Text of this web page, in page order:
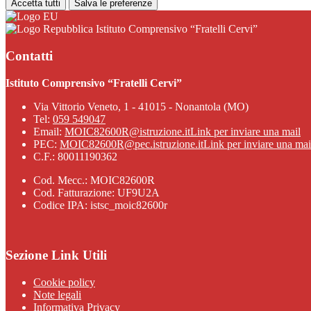
Accetta tutti Salva le preferenze
Istituto Comprensivo “Fratelli Cervi”
Contatti
Istituto Comprensivo “Fratelli Cervi”
Via Vittorio Veneto, 1 - 41015 - Nonantola (MO)
Tel: 059 549047
Email: MOIC82600R@istruzione.itLink per inviare una mail
PEC: MOIC82600R@pec.istruzione.itLink per inviare una
C.F.: 80011190362
Cod. Mecc.: MOIC82600R
Cod. Fatturazione: UF9U2A
Codice IPA: istsc_moic82600r
Sezione Link Utili
Cookie policy
Note legali
Informativa Privacy